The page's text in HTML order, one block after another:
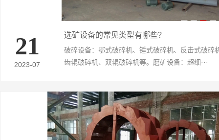
21
2023-07
选矿设备的常见类型有哪些？
破碎设备：鄂式破碎机、锤式破碎机、反击式破碎
齿辊破碎机、双辊破碎机等。磨矿设备：超细···